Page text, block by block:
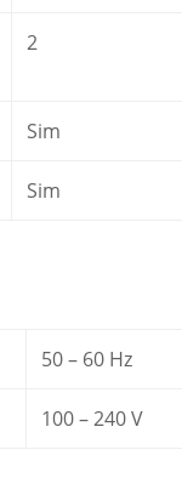
2
Sim
Sim
50 – 60 Hz
100 – 240 V